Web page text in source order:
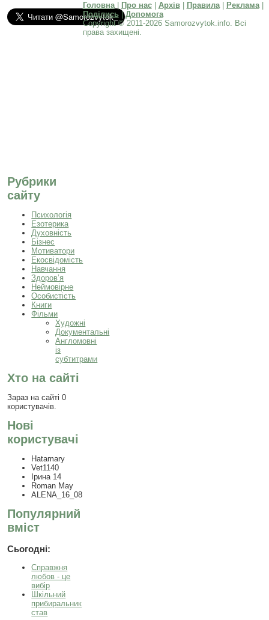
Рубрики
сайту
Психологія
Езотерика
Духовність
Бізнес
Мотиватори
Екосвідомість
Навчання
Здоров’я
Неймовірне
Особистість
Книги
Фільми
Художні
Документальні
Англомовні
із
субтитрами
Хто на сайті
Зараз на сайті 0
користувачів.
Нові
користувачі
Hatamary
Vet1140
Ірина 14
Roman May
ALENA_16_08
Популярний
вміст
Сьогодні:
Справжня
любов - це
вибір
Шкільний
прибиральник
став
Головна| Про нас| Архів| Правила| Реклама|
Поділись|Допомога
Copyright © 2011-2026 Samorozvytok.info. Всі
права захищені.